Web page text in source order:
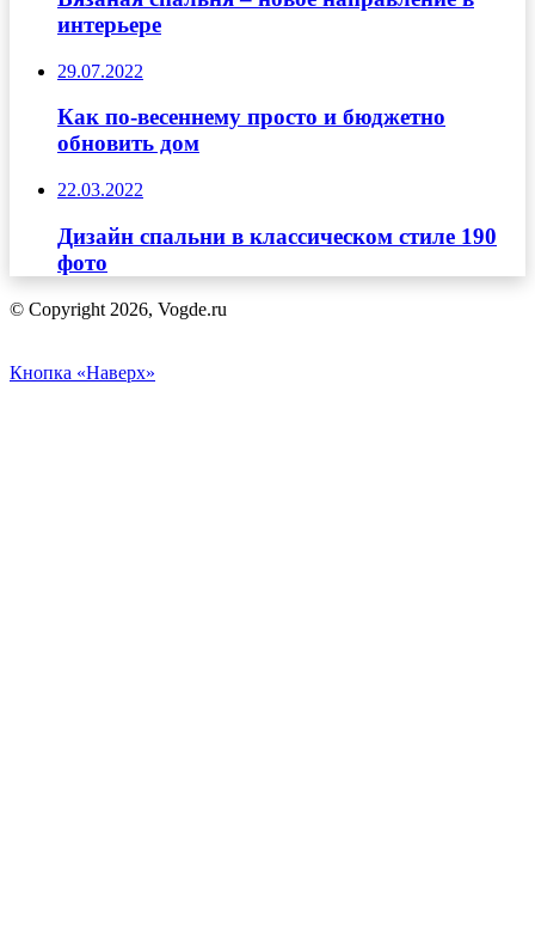
интерьере
29.07.2022
Как по-весеннему просто и бюджетно
обновить дом
22.03.2022
Дизайн спальни в классическом стиле 190
фото
© Copyright 2026, Vogde.ru
Кнопка «Наверх»